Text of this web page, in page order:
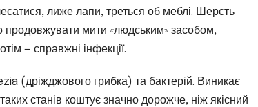
лиже лапи, треться об меблі. Шерсть
продовжувати мити «людським» засобом,
— справжні інфекції.
(дріжджового грибка) та бактерій. Виникає
станів коштує значно дорожче, ніж якісний